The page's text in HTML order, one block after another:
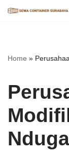
konten
Home »
Nduga